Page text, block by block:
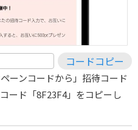
コードコピー
ーンコードから」招待コード
ード「8F23F4」をコピーし